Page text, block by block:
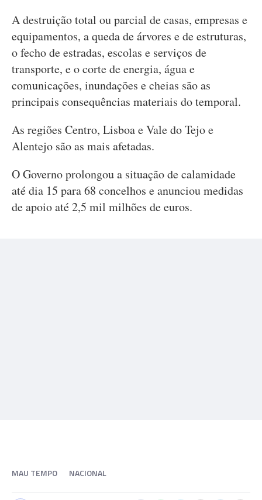
A destruição total ou parcial de casas, empresas e
equipamentos, a queda de árvores e de estruturas,
o fecho de estradas, escolas e serviços de
transporte, e o corte de energia, água e
comunicações, inundações e cheias são as
principais consequências materiais do temporal.
As regiões Centro, Lisboa e Vale do Tejo e
Alentejo são as mais afetadas.
O Governo prolongou a situação de calamidade
até dia 15 para 68 concelhos e anunciou medidas
de apoio até 2,5 mil milhões de euros.
MAU TEMPO NACIONAL